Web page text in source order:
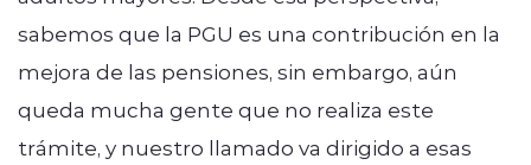
sabemos que la PGU es una contribución en la
mejora de las pensiones, sin embargo, aún
queda mucha gente que no realiza este
trámite, y nuestro llamado va dirigido a esas